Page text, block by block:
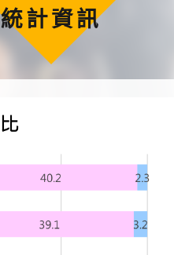
統計資訊